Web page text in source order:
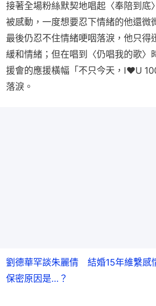
接著全場粉絲默契地唱起〈奉陪到底
被感動，一度想要忍下情緒的他還微
最後仍忍不住情緒哽咽落淚，他只得
緩和情緒；但在唱到〈仍唱我的歌〉
援會的應援橫幅「不只今天，I♥U
落淚。
劉德華罕談朱麗倩 結婚15年維繫
保密原因是…？